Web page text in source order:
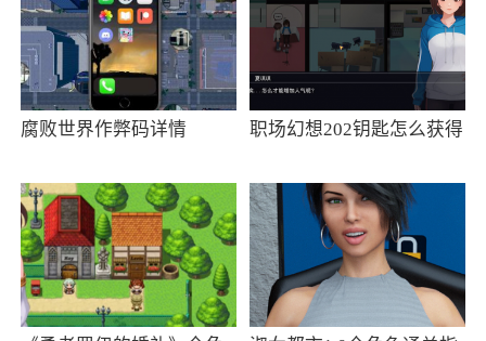
4、全新界面清新好看又好玩，轻松上手
5、大型短期战斗 - 在战场上最多有 4 千多人
的部队
6、在线多人游戏：在包含 2v2 最多 4 名玩
7、故事驱动的战役 - 超过 100 个结尾包含与
首领战斗的任务
小编评价
腐败世界作弊码详情 职场幻想202钥匙怎么获得